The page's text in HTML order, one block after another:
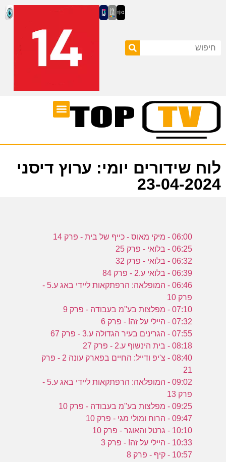
לוח שידורים יומי: ערוץ דיסני
23-04-2024
06:00 - מיקי מאוס - כייף של בית - פרק 14
06:25 - בלואי - פרק 25
06:32 - בלואי - פרק 32
06:39 - בלואי ע.2 - פרק 84
06:46 - המופלאה: הרפתקאות ליידי באג ע.5 -
פרק 10
07:10 - מפלצות בע''מ בעבודה - פרק 9
07:32 - היילי על זה! - פרק 6
07:55 - הגרינים בעיר הגדולה ע.3 - פרק 67
08:18 - בית הינשוף ע.2 - פרק 27
08:40 - צ'יפ ודייל: החיים בפארק עונה 2 - פרק
21
09:02 - המופלאה: הרפתקאות ליידי באג ע.5 -
פרק 13
09:25 - מפלצות בע''מ בעבודה - פרק 10
09:47 - הרוח ומולי מגי - פרק 10
10:10 - גרטל והאוגר - פרק 10
10:33 - היילי על זה! - פרק 3
10:57 - קיף - פרק 8